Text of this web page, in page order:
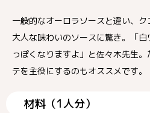
一般的なオーロラソースと違い、
大人な味わいのソースに驚き。「
っぽくなりますよ」と佐々木先生
テを主役にするのもオススメです。
材料（1人分）